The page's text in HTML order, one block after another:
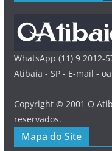
WhatsApp (11) 9 2012-
Atibaia - SP - E-mail -
Copyright © 2001 O
reservados.
Mapa do Site